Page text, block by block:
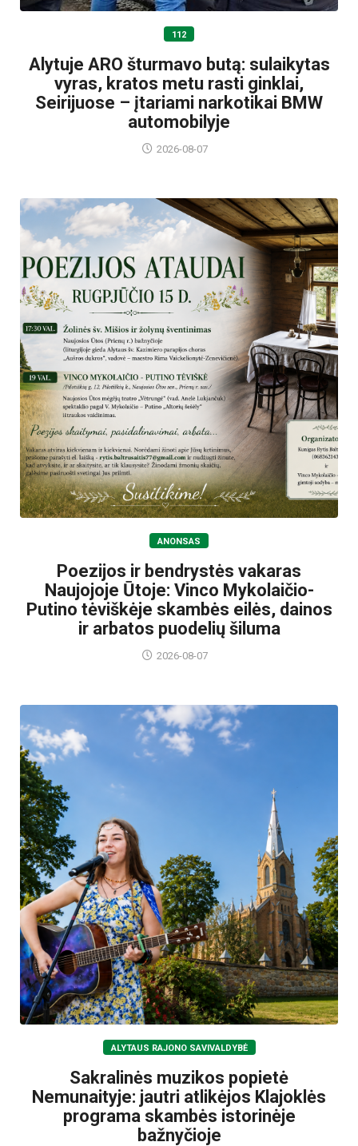
112
Alytuje ARO šturmavo butą: sulaikytas
vyras, kratos metu rasti ginklai,
Seirijuose – įtariami narkotikai BMW
automobilyje
2026-08-07
ANONSAS
Poezijos ir bendrystės vakaras
Naujojoje Ūtoje: Vinco Mykolaičio-
Putino tėviškėje skambės eilės, dainos
ir arbatos puodelių šiluma
2026-08-07
ALYTAUS RAJONO SAVIVALDYBĖ
Sakralinės muzikos popietė
Nemunaityje: jautri atlikėjos Klajoklės
programa skambės istorinėje
bažnyčioje